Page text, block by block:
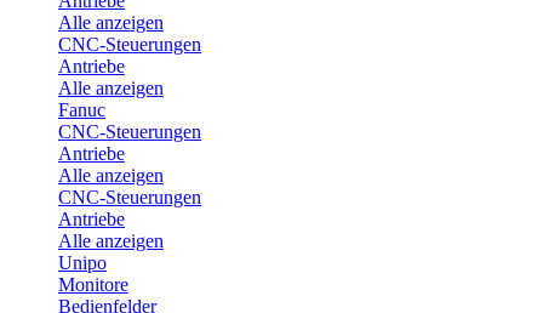
Alle anzeigen
CNC-Steuerungen
Antriebe
Alle anzeigen
Fanuc
CNC-Steuerungen
Antriebe
Alle anzeigen
CNC-Steuerungen
Antriebe
Alle anzeigen
Unipo
Monitore
Bedienfelder